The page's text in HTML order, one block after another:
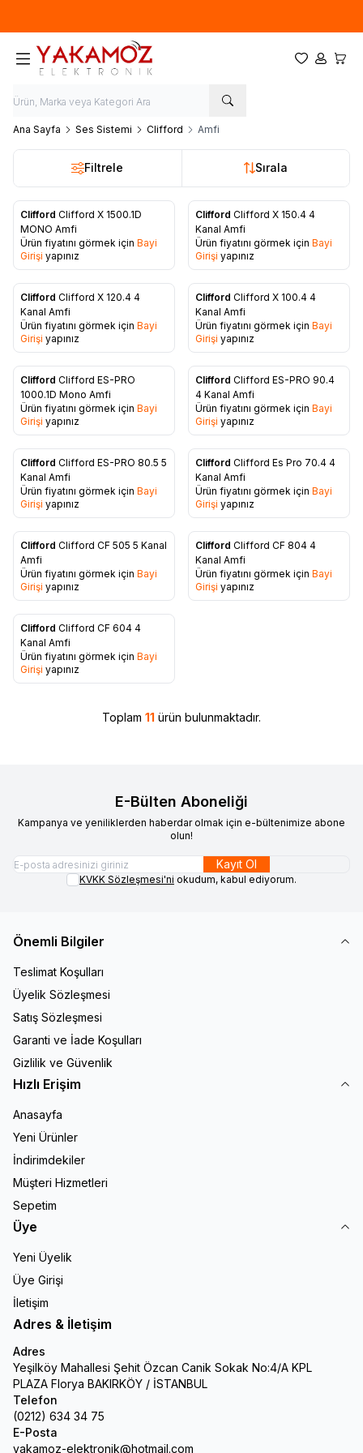
Favorilerim
Hesabım
Ana Sayfa Ses Sistemi Clifford Amfi
Filtrele Sırala
Favorilere Ekle
Clifford Clifford X 1500.1D
MONO Amfi
Ürün fiyatını görmek için Bayi
Girişi yapınız
Favorilere Ekle
Clifford Clifford X 150.4 4
Kanal Amfi
Ürün fiyatını görmek için Bayi
Girişi yapınız
Favorilere Ekle
Clifford Clifford X 120.4 4
Kanal Amfi
Ürün fiyatını görmek için Bayi
Girişi yapınız
Favorilere Ekle
Clifford Clifford X 100.4 4
Kanal Amfi
Ürün fiyatını görmek için Bayi
Girişi yapınız
Favorilere Ekle
Clifford Clifford ES-PRO
1000.1D Mono Amfi
Ürün fiyatını görmek için Bayi
Girişi yapınız
Favorilere Ekle
Clifford Clifford ES-PRO 90.4
4 Kanal Amfi
Ürün fiyatını görmek için Bayi
Girişi yapınız
Favorilere Ekle
Clifford Clifford ES-PRO 80.5 5
Kanal Amfi
Ürün fiyatını görmek için Bayi
Girişi yapınız
Favorilere Ekle
Clifford Clifford Es Pro 70.4 4
Kanal Amfi
Ürün fiyatını görmek için Bayi
Girişi yapınız
Favorilere Ekle
Clifford Clifford CF 505 5 Kanal
Amfi
Ürün fiyatını görmek için Bayi
Girişi yapınız
Favorilere Ekle
Clifford Clifford CF 804 4
Kanal Amfi
Ürün fiyatını görmek için Bayi
Girişi yapınız
Favorilere Ekle
Clifford Clifford CF 604 4
Kanal Amfi
Ürün fiyatını görmek için Bayi
Girişi yapınız
Toplam 11 ürün bulunmaktadır.
E-Bülten Aboneliği
Kampanya ve yeniliklerden haberdar olmak için e-bültenimize abone
olun!
Kayıt Ol
KVKK Sözleşmesi'ni okudum, kabul ediyorum.
Önemli Bilgiler
Teslimat Koşulları
Üyelik Sözleşmesi
Satış Sözleşmesi
Garanti ve İade Koşulları
Gizlilik ve Güvenlik
Hızlı Erişim
Anasayfa
Yeni Ürünler
İndirimdekiler
Müşteri Hizmetleri
Sepetim
Üye
Yeni Üyelik
Üye Girişi
İletişim
Adres & İletişim
Adres
Yeşilköy Mahallesi Şehit Özcan Canik Sokak No:4/A KPL
PLAZA Florya BAKIRKÖY / İSTANBUL
Telefon
(0212) 634 34 75
E-Posta
yakamoz-elektronik@hotmail.com